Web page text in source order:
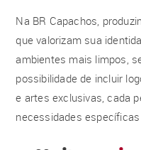
Na BR Capachos,
que valorizam sua
ambientes mais limpos,
possibilidade de incluir
e artes exclusivas, cada
necessidades